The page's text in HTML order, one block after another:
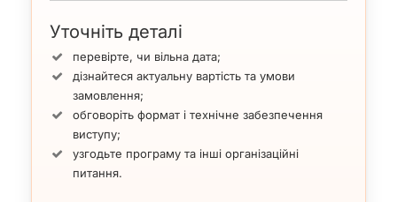
Уточніть деталі
перевірте, чи вільна дата;
дізнайтеся актуальну вартість та умови
замовлення;
обговоріть формат і технічне забезпечення
виступу;
узгодьте програму та інші організаційні
питання.